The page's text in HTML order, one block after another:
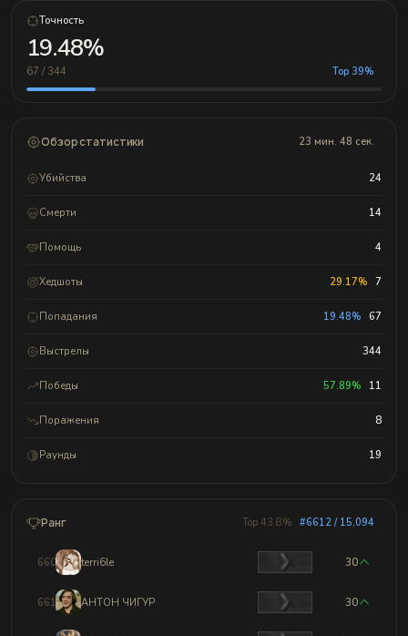
Точность
19.48%
67 / 344 Top 39%
Обзор статистики 23 мин. 48 сек.
Убийства 24
Смерти 14
Помощь 4
Хедшоты 29.17% 7
Попадания 19.48% 67
Выстрелы 344
Победы 57.89% 11
Поражения 8
Раунды 19
Ранг Top 43.8% #6612 / 15,094
6609 terri6le 30
6610 АНТОН ЧИГУР 30